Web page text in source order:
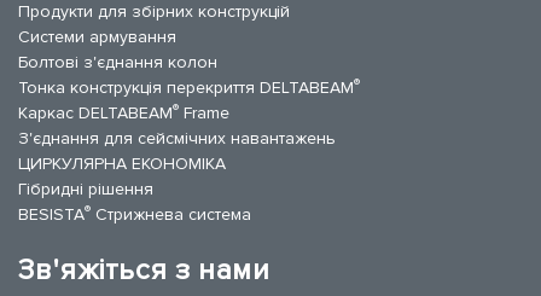
Продукти для збірних конструкцій
Системи армування
Болтові з'єднання колон
Тонка конструкція перекриття DELTABEAM®
Каркас DELTABEAM® Frame
З'єднання для сейсмічних навантажень
ЦИРКУЛЯРНА ЕКОНОМІКА
Гібридні рішення
BESISTA® Стрижнева система
Зв'яжіться з нами